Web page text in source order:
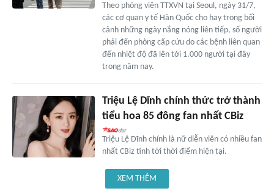
Theo phóng viên TTXVN tại Seoul, ngày 31/7,
các cơ quan y tế Hàn Quốc cho hay trong bối
cảnh những ngày nắng nóng liên tiếp, số người
phải đến phòng cấp cứu do các bệnh liên quan
đến nhiệt độ đã lên tới 1.000 người tại đây
trong năm nay.
Triệu Lệ Dĩnh chính thức trở thành
tiểu hoa 85 đông fan nhất CBiz
Triệu Lệ Dĩnh chính là nữ diễn viên có nhiều fan
nhất CBiz tính tới thời điểm hiện tại.
XEM THÊM